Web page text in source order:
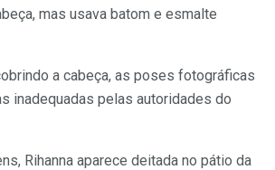
mas usava batom e esmalte
a cabeça, as poses fotográficas
inadequadas pelas autoridades do
Rihanna aparece deitada no pátio da